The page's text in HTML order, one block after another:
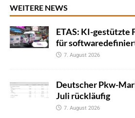
WEITERE NEWS
ETAS: KI-gestützte
für
7. August 2026
Deutscher Pkw-
Juli rückläufig
7. August 2026